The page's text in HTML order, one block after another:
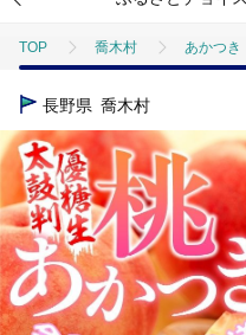
TOP 喬木村 あかつき
TOP
長野県 喬木村